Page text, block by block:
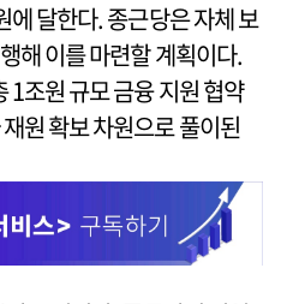
달한다. 종근당은 자체 보
해 이를 마련할 계획이다.
1조원 규모 금융 지원 협약
원 확보 차원으로 풀이된